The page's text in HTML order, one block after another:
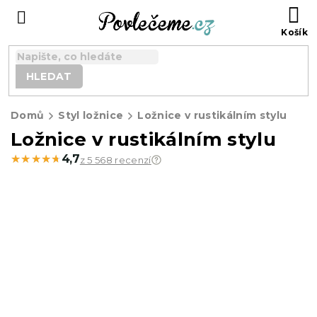
HLEDAT
Domů Styl ložnice Ložnice v rustikálním stylu
Ložnice v rustikálním stylu
★★★★★
★★★★★ 4,7z 5 568 recenzí